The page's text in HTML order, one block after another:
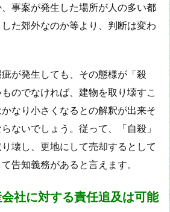
事案が発生した場所が人の多い都
た郊外なのか等より、判断は変わ
が発生しても、その態様が「殺
のでなければ、建物を取り壊すこ
なり小さくなるとの解釈が出来そ
ないでしょう。従って、「自殺」
壊し、更地にして売却するとして
告知義務があると言えます。
社に対する責任追及は可能